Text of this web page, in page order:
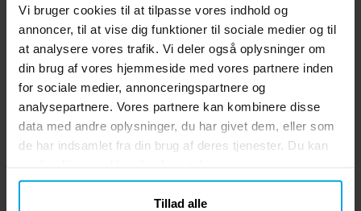
Vi bruger cookies til at tilpasse vores indhold og
annoncer, til at vise dig funktioner til sociale medier og til
at analysere vores trafik. Vi deler også oplysninger om
din brug af vores hjemmeside med vores partnere inden
for sociale medier, annonceringspartnere og
analysepartnere. Vores partnere kan kombinere disse
data med andre oplysninger, du har givet dem, eller som
de har indsamlet fra din brug af deres tjenester. Du kan
Tillad alle
Hello Kitty My Melody
Bamse 24 cm
Pris:139 kr.
139 kr.
KØB
Hello Kitty Bamse 17 cm
Pris :139 kr.
139 kr.
KØB
Andre købte også